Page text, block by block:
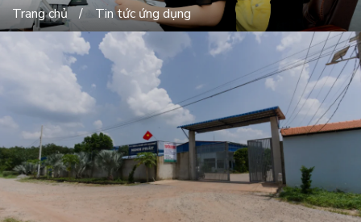
Trang chủ Tin tức ứng dụng